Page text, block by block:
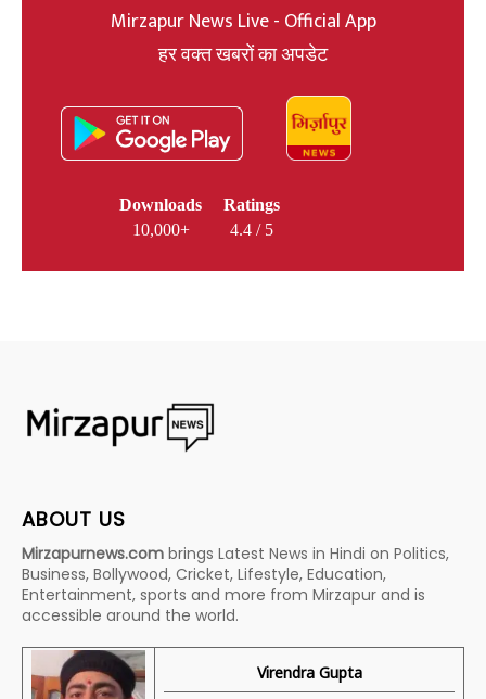
Mirzapur News Live - Official App
हर वक्त खबरों का अपडेट
Downloads
10,000+
Ratings
4.4 / 5
ABOUT US
Mirzapurnews.com brings Latest News in Hindi on Politics,
Business, Bollywood, Cricket, Lifestyle, Education,
Entertainment, sports and more from Mirzapur and is
accessible around the world.
Virendra Gupta